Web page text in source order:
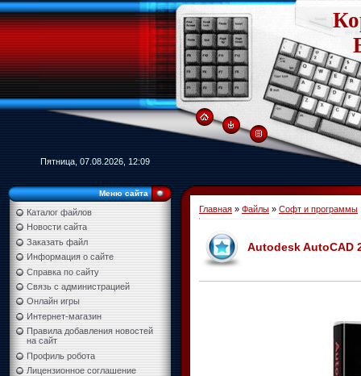
Пятница, 07.08.2026, 12:09
Меню сайта
Каталог файлов
Новости сайта
Заказать файл
Информация о сайте
Справка по сайту
Связь с администрацией
Онлайн игры
Интернет-магазин
Правила добавления новостей
на сайт
Профиль робота
Лицензионное соглашение
Главная » Файлы » Софт и программы
Autodesk AutoCAD